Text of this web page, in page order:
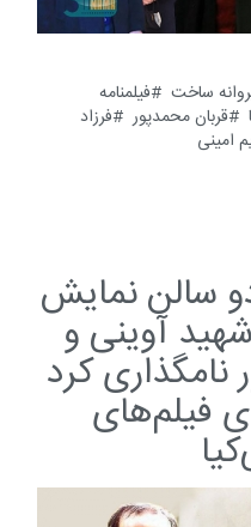
ساخت
فیلمنامه
قربان محمدپور
فرزاد
امینی
سالن نمایش
آوینی و
نامگذاری کرد
فیلم‌های